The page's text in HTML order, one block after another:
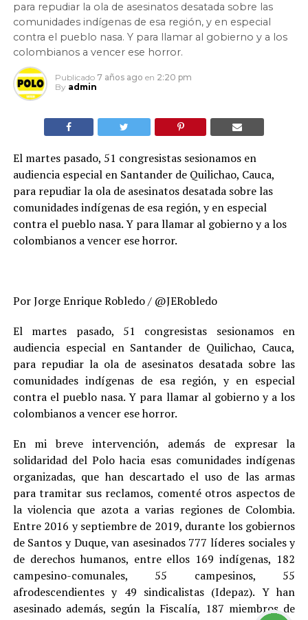
para repudiar la ola de asesinatos desatada sobre las
comunidades indígenas de esa región, y en especial
contra el pueblo nasa. Y para llamar al gobierno y a los
colombianos a vencer ese horror.
Publicado 7 años ago en 2:20 pm
By admin
El martes pasado, 51 congresistas sesionamos en
audiencia especial en Santander de Quilichao, Cauca,
para repudiar la ola de asesinatos desatada sobre las
comunidades indígenas de esa región, y en especial
contra el pueblo nasa. Y para llamar al gobierno y a los
colombianos a vencer ese horror.
Por Jorge Enrique Robledo / @JERobledo
El martes pasado, 51 congresistas sesionamos en
audiencia especial en Santander de Quilichao, Cauca,
para repudiar la ola de asesinatos desatada sobre las
comunidades indígenas de esa región, y en especial
contra el pueblo nasa. Y para llamar al gobierno y a los
colombianos a vencer ese horror.
En mi breve intervención, además de expresar la
solidaridad del Polo hacia esas comunidades indígenas
organizadas, que han descartado el uso de las armas
para tramitar sus reclamos, comenté otros aspectos de
la violencia que azota a varias regiones de Colombia.
Entre 2016 y septiembre de 2019, durante los gobiernos
de Santos y Duque, van asesinados 777 líderes sociales y
de derechos humanos, entre ellos 169 indígenas, 182
campesino-comunales, 55 campesinos, 55
afrodescendientes y 49 sindicalistas (Idepaz). Y han
asesinado además, según la Fiscalía, 187 miembros de